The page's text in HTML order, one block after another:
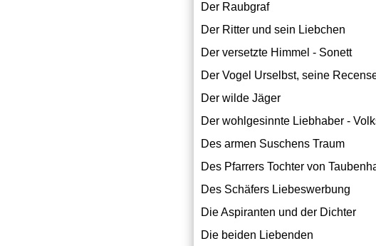
Der Raubgraf
Der Ritter und sein Liebchen
Der versetzte Himmel - Sonett
Der Vogel Urselbst, seine
Der wilde Jäger
Der wohlgesinnte Liebhaber -
Des armen Suschens Traum
Des Pfarrers Tochter von
Des Schäfers Liebeswerbung
Die Aspiranten und der Dichter
Die beiden Liebenden